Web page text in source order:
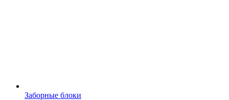
Заборные блоки